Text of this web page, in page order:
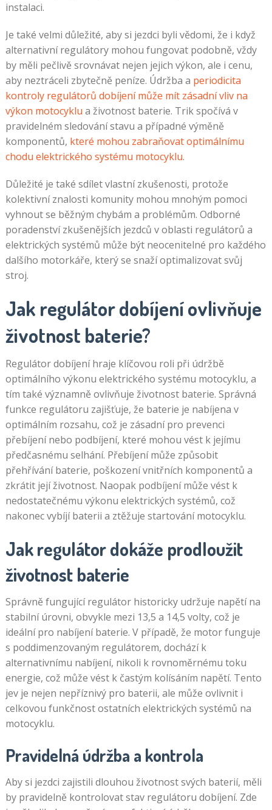
instalaci.
Je také velmi důležité, aby si jezdci byli vědomi, že i když
alternativní regulátory mohou fungovat podobně, vždy
by měli pečlivě srovnávat nejen jejich výkon, ale i cenu,
aby neztráceli zbytečně peníze. Údržba a periodicita
kontroly regulátorů dobíjení může mít zásadní vliv na
výkon motocyklu a životnost baterie. Trik spočívá v
pravidelném sledování stavu a případné výměně
komponentů, které mohou zabraňovat optimálnímu
chodu elektrického systému motocyklu.
Důležité je také sdílet vlastní zkušenosti, protože
kolektivní znalosti komunity mohou mnohým pomoci
vyhnout se běžným chybám a problémům. Odborné
poradenství zkušenějších jezdců v oblasti regulátorů a
elektrických systémů může být neocenitelné pro každého
dalšího motorkáře, který se snaží optimalizovat svůj
stroj.
Jak regulátor dobíjení ovlivňuje
životnost baterie?
Regulátor dobíjení hraje klíčovou roli při údržbě
optimálního výkonu elektrického systému motocyklu, a
tím také významně ovlivňuje životnost baterie. Správná
funkce regulátoru zajišťuje, že baterie je nabíjena v
optimálním rozsahu, což je zásadní pro prevenci
přebíjení nebo podbíjení, které mohou vést k jejímu
předčasnému selhání. Přebíjení může způsobit
přehřívání baterie, poškození vnitřních komponentů a
zkrátit její životnost. Naopak podbíjení může vést k
nedostatečnému výkonu elektrických systémů, což
nakonec vybíjí baterii a ztěžuje startování motocyklu.
Jak regulátor dokáže prodloužit
životnost baterie
Správně fungující regulátor historicky udržuje napětí na
stabilní úrovni, obvykle mezi 13,5 a 14,5 volty, což je
ideální pro nabíjení baterie. V případě, že motor funguje
s poddimenzovaným regulátorem, dochází k
alternativnímu nabíjení, nikoli k rovnoměrnému toku
energie, což může vést k častým kolísáním napětí. Tento
jev je nejen nepříznivý pro baterii, ale může ovlivnit i
celkovou funkčnost ostatních elektrických systémů na
motocyklu.
Pravidelná údržba a kontrola
Aby si jezdci zajistili dlouhou životnost svých baterií, měli
by pravidelně kontrolovat stav regulátoru dobíjení. Zde